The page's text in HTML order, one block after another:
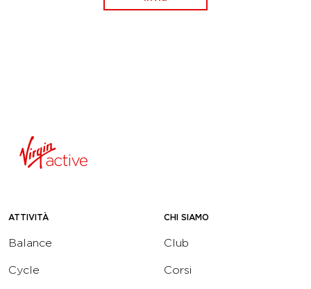
ATTIVITÀ
Balance
Cycle
CHI SIAMO
Club
Corsi